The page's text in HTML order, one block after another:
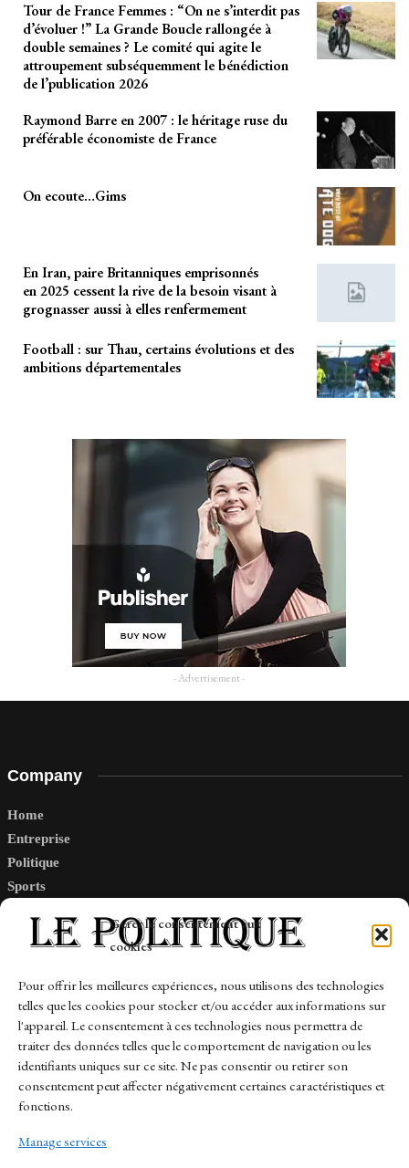
Gérer le consentement aux
cookies
Pour offrir les meilleures expériences, nous utilisons des technologies
telles que les cookies pour stocker et/ou accéder aux informations sur
l'appareil. Le consentement à ces technologies nous permettra de
traiter des données telles que le comportement de navigation ou les
identifiants uniques sur ce site. Ne pas consentir ou retirer son
consentement peut affecter négativement certaines caractéristiques et
fonctions.
Manage services
Tour de France Femmes : “On ne s’interdit pas
d’évoluer !” La Grande Boucle rallongée à
double semaines ? Le comité qui agite le
attroupement subséquemment le bénédiction
de l’publication 2026
Raymond Barre en 2007 : le héritage ruse du
préférable économiste de France
On ecoute…Gims
En Iran, paire Britanniques emprisonnés
en 2025 cessent la rive de la besoin visant à
grognasser aussi à elles renfermement
Football : sur Thau, certains évolutions et des
ambitions départementales
- Advertisement -
Company
Home
Entreprise
Politique
Sports
Links
Contact
Sitemap